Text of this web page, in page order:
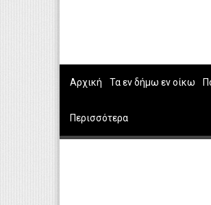
Αρχική Τα εν δήμω εν οίκω
Περισσότερα